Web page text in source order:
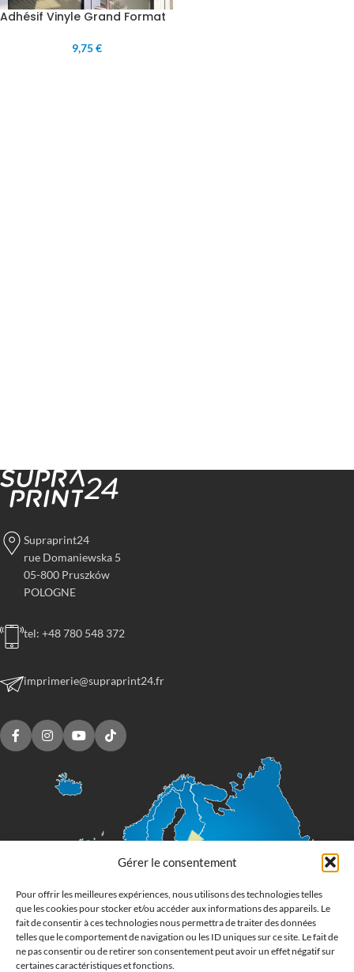
Gérer le consentement
Pour offrir les meilleures expériences, nous utilisons des technologies telles
que les cookies pour stocker et/ou accéder aux informations des appareils. Le
fait de consentir à ces technologies nous permettra de traiter des données
telles que le comportement de navigation ou les ID uniques sur ce site. Le fait de
ne pas consentir ou de retirer son consentement peut avoir un effet négatif sur
certaines caractéristiques et fonctions.
Adhésif Vinyle Grand Format
9,75 €
Supraprint24
rue Domaniewska 5
05-800 Pruszków
POLOGNE
tel: +48 780 548 372
imprimerie@supraprint24.fr